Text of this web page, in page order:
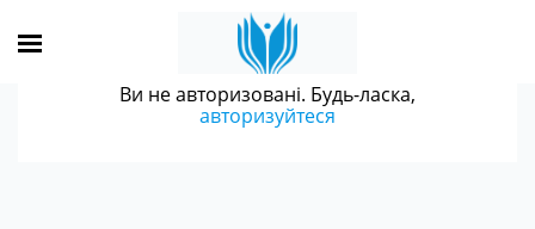
Ви не авторизовані. Будь-ласка,
авторизуйтеся